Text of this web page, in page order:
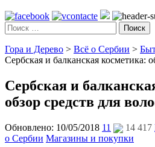
Поиск
Гора и Дерево > Всё о Сербии >
Сербская и балканская косметика:
Сербская и
обзор средств для
Обновлено: 10/05/2018 11 14 417
о Сербии Магазины и покупки